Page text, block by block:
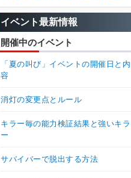
イベント最新情報
開催中のイベント
「夏の叫び」イベントの開催日と内
容
消灯の変更点とルール
キラー毎の能力検証結果と強いキラ
ー
サバイバーで脱出する方法